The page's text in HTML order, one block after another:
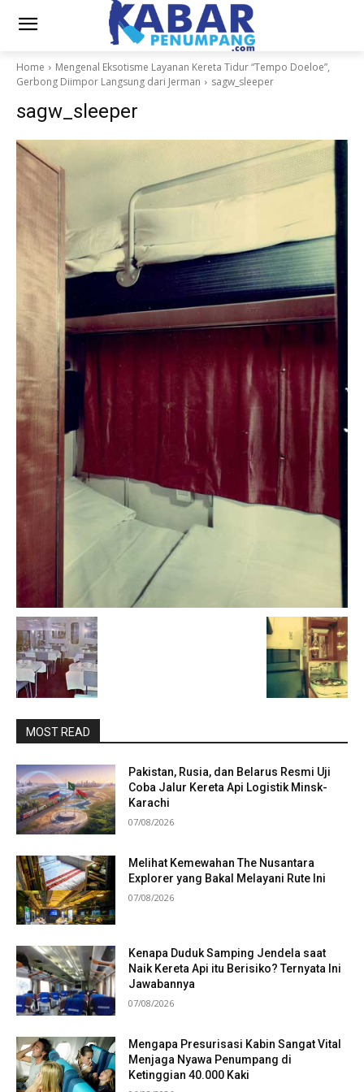
Home
Mengenal Eksotisme Layanan Kereta Tidur “Tempo Doeloe”,
Gerbong Diimpor Langsung dari Jerman
sagw_sleeper
sagw_sleeper
MOST READ
Pakistan, Rusia, dan Belarus Resmi Uji
Coba Jalur Kereta Api Logistik Minsk-
Karachi
07/08/2026
Melihat Kemewahan The Nusantara
Explorer yang Bakal Melayani Rute Ini
07/08/2026
Kenapa Duduk Samping Jendela saat
Naik Kereta Api itu Berisiko? Ternyata Ini
Jawabannya
07/08/2026
Mengapa Presurisasi Kabin Sangat Vital
Menjaga Nyawa Penumpang di
Ketinggian 40.000 Kaki